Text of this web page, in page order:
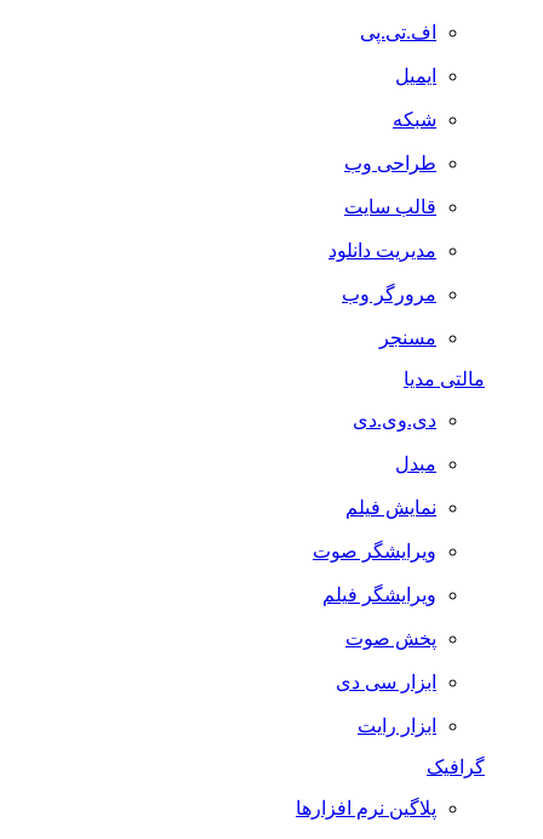
اف.تی.پی
ایمیل
شبکه
طراحی وب
قالب سایت
مدیریت دانلود
مرورگر وب
مسنجر
مالتی مدیا
دی.وی.دی
مبدل
نمایش فیلم
ویرایشگر صوت
ویرایشگر فیلم
پخش صوت
ابزار سی دی
ابزار رایت
گرافیک
پلاگین نرم افزارها